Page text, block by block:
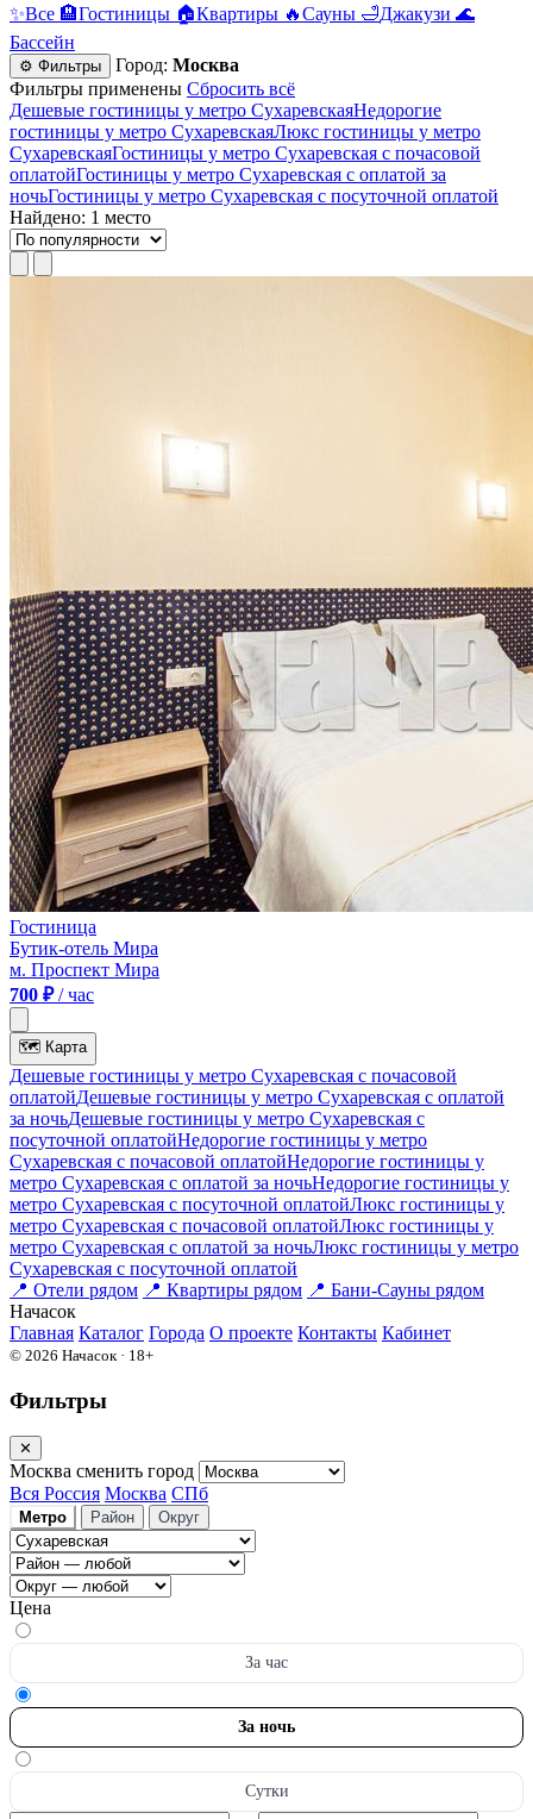
✨Все 🏨Гостиницы 🏠Квартиры 🔥Сауны 🛁Джакузи 🌊
Бассейн
⚙ Фильтры Город: Москва
Фильтры применены Сбросить всё
Дешевые гостиницы у метро СухаревскаяНедорогие
гостиницы у метро СухаревскаяЛюкс гостиницы у метро
СухаревскаяГостиницы у метро Сухаревская c почасовой
оплатойГостиницы у метро Сухаревская с оплатой за
ночьГостиницы у метро Сухаревская c посуточной оплатой
Найдено: 1 место
Гостиница
Бутик-отель Мира
м. Проспект Мира
700 ₽/ час
🗺 Карта
Дешевые гостиницы у метро Сухаревская c почасовой
оплатойДешевые гостиницы у метро Сухаревская с оплатой
за ночьДешевые гостиницы у метро Сухаревская c
посуточной оплатойНедорогие гостиницы у метро
Сухаревская c почасовой оплатойНедорогие гостиницы у
метро Сухаревская с оплатой за ночьНедорогие гостиницы у
метро Сухаревская c посуточной оплатойЛюкс гостиницы у
метро Сухаревская c почасовой оплатойЛюкс гостиницы у
метро Сухаревская с оплатой за ночьЛюкс гостиницы у метро
Сухаревская c посуточной оплатой
📍 Отели рядом 📍 Квартиры рядом 📍 Бани-Сауны рядом
Начасок
Главная Каталог Города О проекте Контакты Кабинет
© 2026 Начасок · 18+
Фильтры
✕
Москва сменить город
Вся Россия Москва СПб
Метро Район Округ
Цена
За час
За ночь
Сутки